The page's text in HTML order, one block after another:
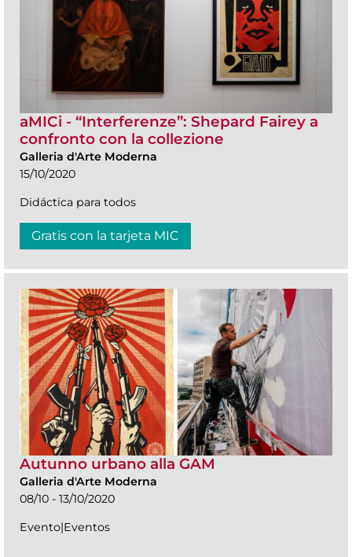
aMICi - “Interferenze”: Shepard Fairey a
confronto con la collezione
Galleria d'Arte Moderna
15/10/2020
Didáctica para todos
Gratis con la tarjeta MIC
Autunno urbano alla GAM
Galleria d'Arte Moderna
08/10 - 13/10/2020
Evento|Eventos